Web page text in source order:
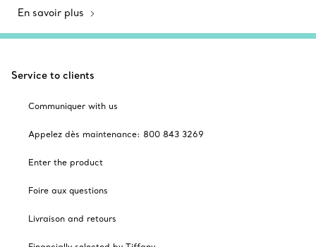
En savoir plus
Service to clients
Communiquer with us
Appelez dès maintenance: 800 843 3269
Enter the product
Foire aux questions
Livraison and retours